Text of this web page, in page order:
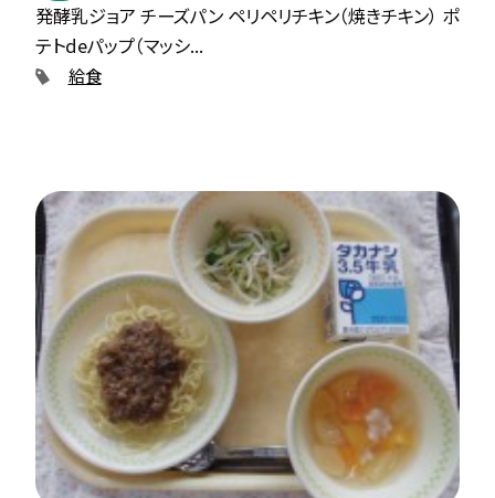
発酵乳ジョア チーズパン ペリペリチキン（焼きチキン） ポ
テトdeパップ（マッシ...
給食